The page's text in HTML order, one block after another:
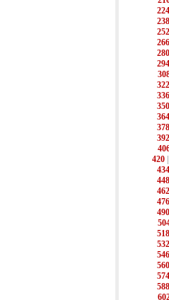
224
238
252
266
280
294
322
336
350
364
378
392
420
434
448
462
476
490
518
532
546
560
574
588